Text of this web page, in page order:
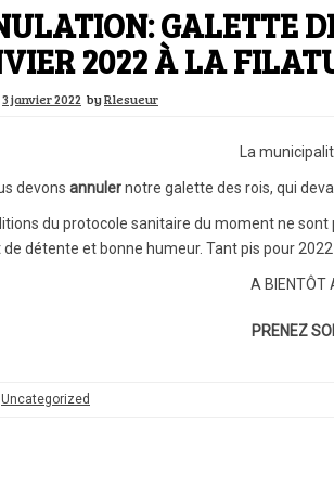
GALETTE
2022 À LA
3 janvier 2022 byRlesueur
La
devons annulernotre galette des rois, qui
du protocole sanitaire du moment ne
détente et bonne humeur. Tant pis pour
A BIENTÔT
PRENEZ
Uncategorized